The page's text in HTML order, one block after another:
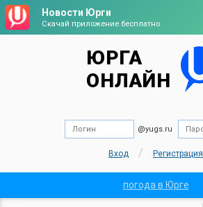
Новости Юрги
Скачай приложение бесплатно
ЮРГА
ОНЛАЙН
@yugs.ru
Вход / Регистрация
погода в Юрге